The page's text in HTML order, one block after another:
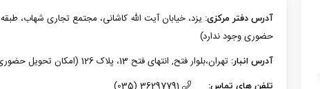
آدرس دفتر مرکزی:
حضوری وجود ندارد)
آدرس انبار: تهران،بلوار فتح, انتهای فتح 13، پلاک 126 (امکان تحویل حضوری وجود دارد)